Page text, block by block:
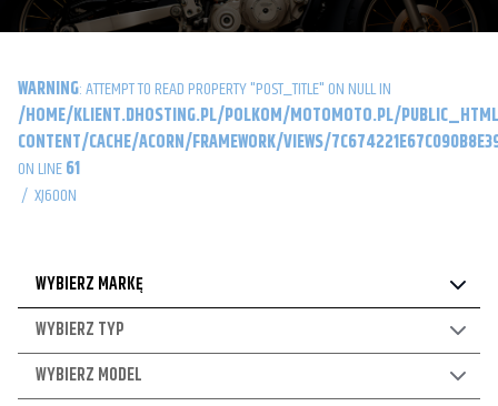
WARNING : ATTEMPT TO READ PROPERTY "POST_TITLE" ON NULL IN
/HOME/KLIENT.DHOSTING.PL/POLKOM/MOTOMOTO.PL/
CONTENT/CACHE/ACORN/FRAMEWORK/VIEWS/
ON LINE61
/ XJ600N
WYBIERZ MARKĘ
WYBIERZ TYP
WYBIERZ MODEL